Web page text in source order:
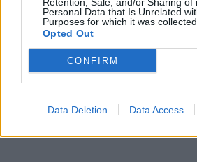
Personal Data that Is Unrelated
Purposes for which it was collected.
Opted Out
CONFIRM
Data Deletion Data Access